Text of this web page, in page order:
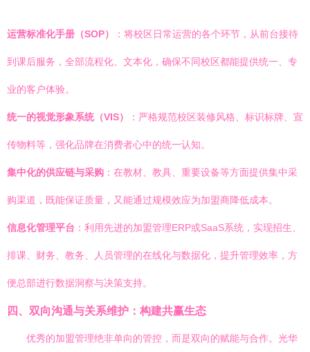
运营标准化手册（SOP） ：将校区日常运营的各个环节，从前台接待
到课后服务，全部流程化、文本化，确保不同校区都能提供统一、专
业的客户体验。
统一的视觉形象系统（VIS） ：严格规范校区装修风格、标识标牌、宣
传物料等，强化品牌在消费者心中的统一认知。
集中化的供应链与采购 ：在教材、教具、重要设备等方面提供集中采
购渠道，既能保证质量，又能通过规模效应为加盟商降低成本。
信息化管理平台 ：利用先进的加盟管理ERP或SaaS系统，实现招生、
排课、财务、教务、人员管理的在线化与数据化，提升管理效率，方
便总部进行数据洞察与决策支持。
四、双向沟通与关系维护：构建共赢生态
优秀的加盟管理绝非单向的管控，而是双向的赋能与合作。光华